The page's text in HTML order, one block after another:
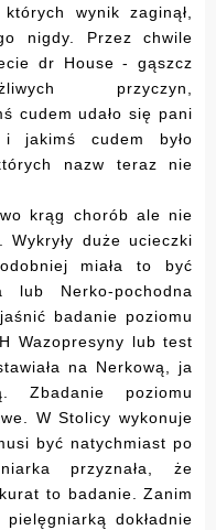
wynik zaginął,
nigdy. Przez chwile
dr House - gąszcz
przyczyn,
cudem udało się pani
i jakimś cudem było
nazw teraz nie
krąg chorób ale nie
Wykryły duże ucieczki
miała to być
lub Nerko-pochodna
badanie poziomu
Wazopresyny lub test
na Nerkową, ja
Zbadanie poziomu
W Stolicy wykonuje
być natychmiast po
przyznała, że
to badanie. Zanim
dokładnie